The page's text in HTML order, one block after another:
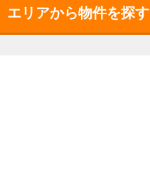
エリアから物件を探す